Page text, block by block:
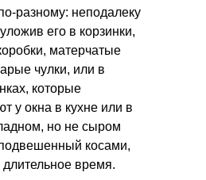
разному: неподалеку
его в корзинки,
матерчатые
чулки, или в
которые
у окна в кухне или в
но не сыром
косами,
длительное время.